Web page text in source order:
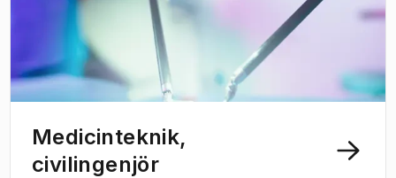
Medicinteknik,
civilingenjör